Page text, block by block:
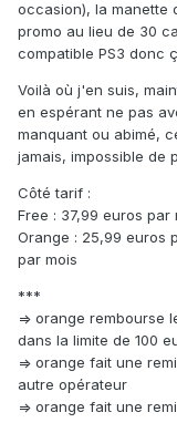
occasion), la manette
promo au lieu de 30
compatible PS3 donc
Voilà où j'en suis,
en espérant ne pas
manquant ou abimé,
jamais, impossible de
Côté tarif :
Free : 37,99 euros par
Orange : 25,99 euros
par mois
***
=> orange
dans la limite de 100
=> orange fait une
autre opérateur
=> orange fait une